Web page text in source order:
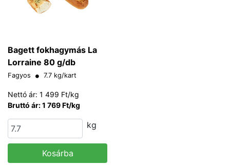
Bagett fokhagymás La
Lorraine 80 g/db
Fagyos 7.7 kg/kart
Nettó ár: 1 499 Ft/kg
Bruttó ár: 1 769 Ft/kg
kg
Kosárba